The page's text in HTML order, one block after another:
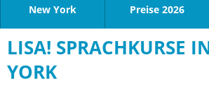
New York Preise 2026
LISA! SPRACHKURSE
YORK